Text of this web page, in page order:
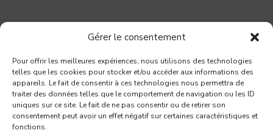
Gérer le consentement
Pour offrir les meilleures expériences, nous utilisons des technologies
telles que les cookies pour stocker et/ou accéder aux informations des
appareils. Le fait de consentir à ces technologies nous permettra de
traiter des données telles que le comportement de navigation ou les ID
uniques sur ce site. Le fait de ne pas consentir ou de retirer son
consentement peut avoir un effet négatif sur certaines caractéristiques et
fonctions.
Assistance HYUNDAI